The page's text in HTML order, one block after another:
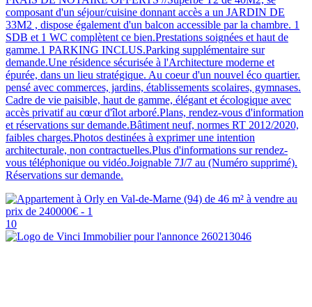
composant d'un séjour/cuisine donnant accès a un JARDIN DE
33M2 , dispose également d'un balcon accessible par la chambre. 1
SDB et 1 WC complètent ce bien.Prestations soignées et haut de
gamme.1 PARKING INCLUS.Parking supplémentaire sur
demande.Une résidence sécurisée à l'Architecture moderne et
épurée, dans un lieu stratégique. Au coeur d'un nouvel éco quartier.
pensé avec commerces, jardins, établissements scolaires, gymnases.
Cadre de vie paisible, haut de gamme, élégant et écologique avec
accès privatif au cœur d'îlot arboré.Plans, rendez-vous d'information
et réservations sur demande.Bâtiment neuf, normes RT 2012/2020,
faibles charges.Photos destinées à exprimer une intention
architecturale, non contractuelles.Plus d'informations sur rendez-
vous téléphonique ou vidéo.Joignable 7J/7 au (Numéro supprimé).
Réservations sur demande.
10